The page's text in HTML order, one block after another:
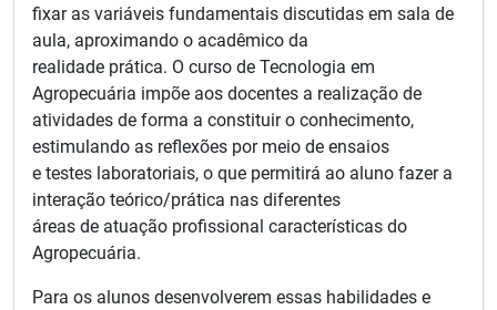
fixar as variáveis fundamentais discutidas em sala de
aula, aproximando o acadêmico da
realidade prática. O curso de Tecnologia em
Agropecuária impõe aos docentes a realização de
atividades de forma a constituir o conhecimento,
estimulando as reflexões por meio de ensaios
e testes laboratoriais, o que permitirá ao aluno fazer a
interação teórico/prática nas diferentes
áreas de atuação profissional características do
Agropecuária.
Para os alunos desenvolverem essas habilidades e